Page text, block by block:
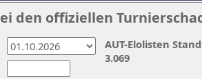
den offiziellen
AUT-Elolisten
3.069